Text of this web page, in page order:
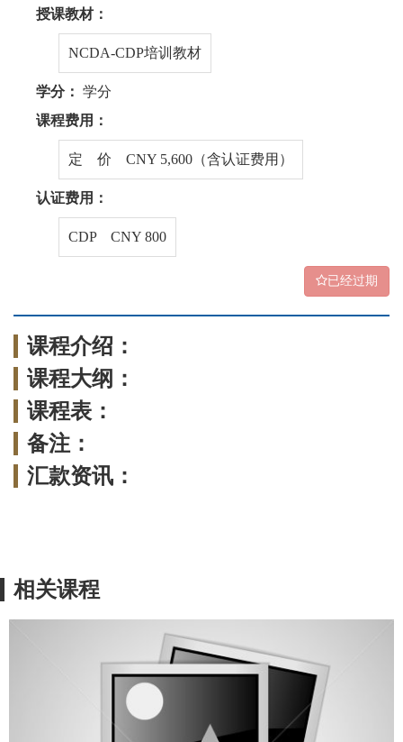
授课教材：
NCDA-CDP培训教材
学分： 学分
课程费用：
定 价 CNY 5,600（含认证费用）
认证费用：
CDP CNY 800
已经过期
课程介绍：
课程大纲：
课程表：
备注：
汇款资讯：
相关课程